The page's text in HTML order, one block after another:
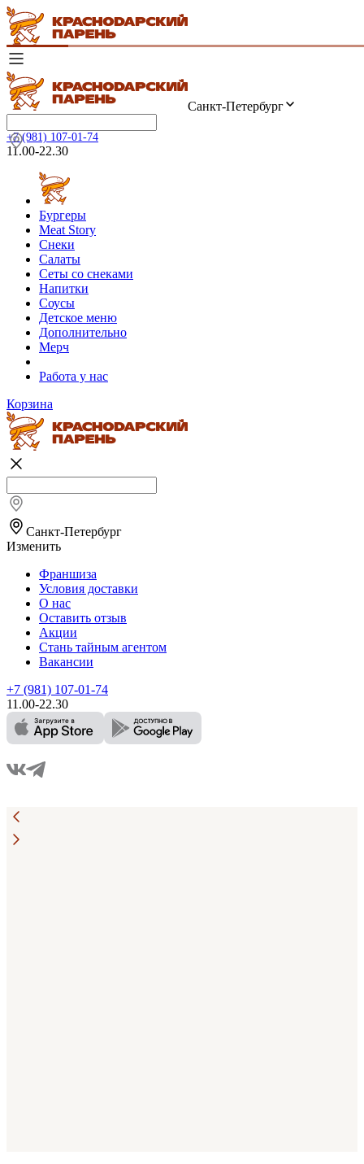
Санкт-Петербург
+7 (981) 107-01-74
11.00-22.30
Бургеры
Meat Story
Снеки
Салаты
Сеты со снеками
Напитки
Соусы
Детское меню
Дополнительно
Мерч
Работа у нас
Корзина
Санкт-Петербург
Изменить
Франшиза
Условия доставки
О нас
Оставить отзыв
Акции
Стань тайным агентом
Вакансии
+7 (981) 107-01-74
11.00-22.30